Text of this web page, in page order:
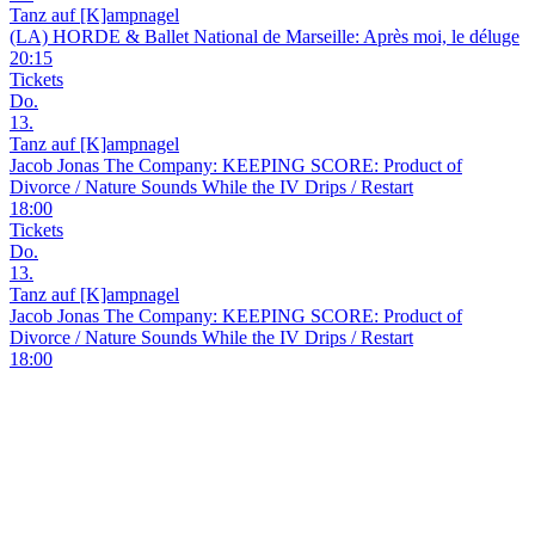
Tanz auf [K]ampnagel
(LA) HORDE & Ballet National de Marseille: Après moi, le déluge
20:15
Tickets
Do.
13.
Tanz auf [K]ampnagel
Jacob Jonas The Company: KEEPING SCORE: Product of
Divorce / Nature Sounds While the IV Drips / Restart
18:00
Tickets
Do.
13.
Tanz auf [K]ampnagel
Jacob Jonas The Company: KEEPING SCORE: Product of
Divorce / Nature Sounds While the IV Drips / Restart
18:00